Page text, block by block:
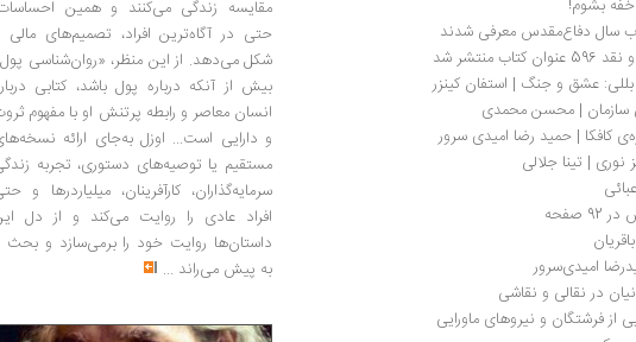
بشوم!
سال دفاع‌مقدس معرفی شدند
عشق و جنگ | استفان کینزر
سازمان | محسن محمدی
کافکا | حمید رضا امیدی سرور
| تینا جلالی
صفحه
امیدی‌سرور
در نقالی و نقاشی
فرشتگان و نیروهای ماورایی
مقایسه زندگی می‌کنند و همین
حتی در آگاه‌ترین افراد، تصمیم‌های مالی
شکل می‌دهد. از این منظر، «روان‌شناسی
بیش از آنکه درباره پول باشد، کتابی
انسان معاصر و رابطه پرتنش او با مفهوم
و دارایی است... اوزل به‌جای ارائه
مستقیم یا توصیه‌های دستوری، تجربه
سرمایه‌گذاران، کارآفرینان، میلیاردرها و
افراد عادی را روایت می‌کند و از دل
داستان‌ها روایت خود را برمی‌سازد و بحث
به پیش می‌راند ...